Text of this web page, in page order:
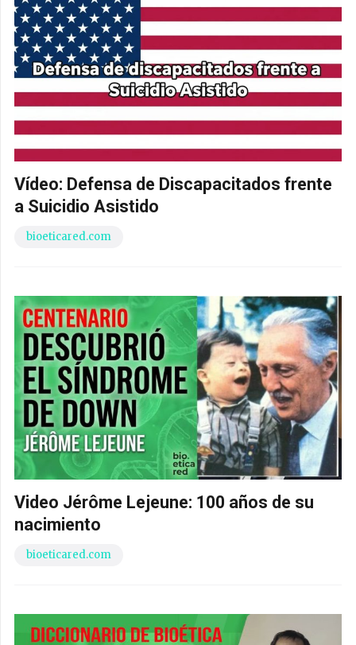
Vídeo: Defensa de Discapacitados frente
a Suicidio Asistido
bioeticared.com
Video Jérôme Lejeune: 100 años de su
nacimiento
bioeticared.com